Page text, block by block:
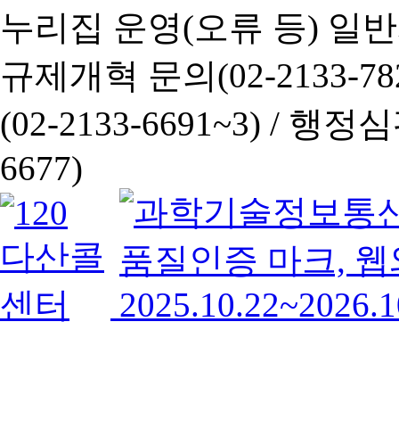
누리집 운영(오류 등) 일
규제개혁 문의(02-2133-
(02-2133-6691~3) / 행정심
6677)